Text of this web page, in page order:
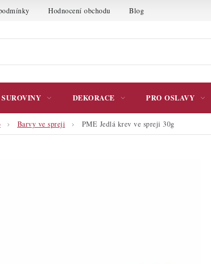
Hodnocení obchodu Blog
SUROVINY DEKORACE PRO OSLAVY
Barvy ve spreji PME Jedlá krev ve spreji 30g